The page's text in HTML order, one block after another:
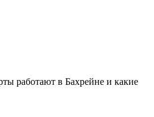
работают в Бахрейне и какие